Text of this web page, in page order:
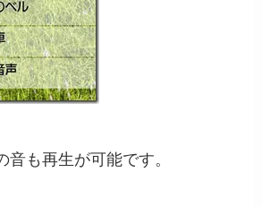
音も再生が可能です。